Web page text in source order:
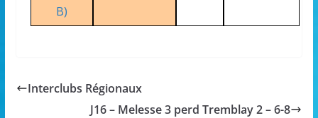
B)
Interclubs Régionaux
J16 – Melesse 3 perd Tremblay 2 – 6-8